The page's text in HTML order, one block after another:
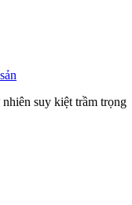
suy kiệt trầm trọng